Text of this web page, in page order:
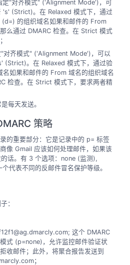
定"对齐模式" ('Alignment Mode')，可
's' (Strict)。在 Relaxed 模式下，通过
(d=) 的组织域名如果和邮件的 From
么通过 DMARC 检查。在 Strict 模式
对齐模式" ('Alignment Mode')，可以
(Strict)。在 Relaxed 模式下，通过验
名如果和邮件的 From 域名的组织域名
检查。在 Strict 模式下，要求两者精
每天发送。
策略
的重要部分：它是记录中的 p= 标签
像 Gmail 应该如何处理邮件，如果该
话。有 3 个选项：none (监测),
代表不同的反邮件冒名保护等级。
：
这个 DMARC
式 (p=none)，允许监控邮件验证状
收邮件；此外，将聚合报告发送到
；